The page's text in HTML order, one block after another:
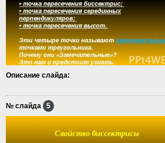
Описание слайда:
№ слайда 5